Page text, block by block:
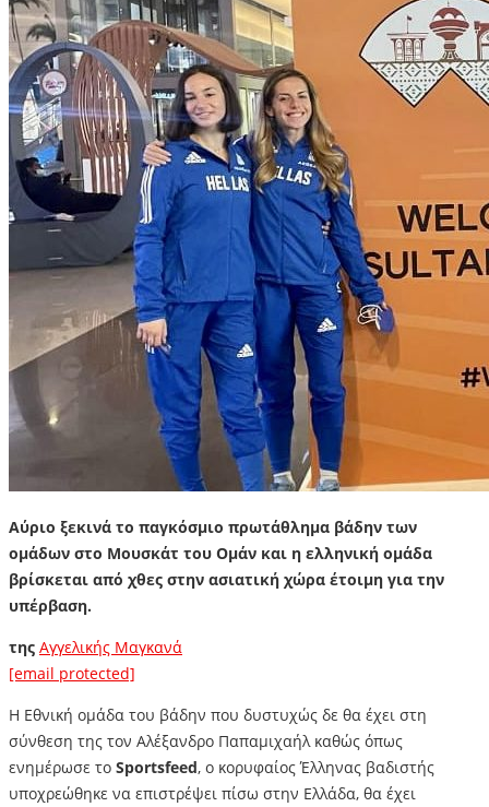
Αύριο ξεκινά το παγκόσμιο πρωτάθλημα βάδην των
ομάδων στο Μουσκάτ του Ομάν και η ελληνική ομάδα
βρίσκεται από χθες στην ασιατική χώρα έτοιμη για την
υπέρβαση.
της Αγγελικής Μαγκανά
[email protected]
Η Εθνική ομάδα του βάδην που δυστυχώς δε θα έχει στη
σύνθεση της τον Αλέξανδρο Παπαμιχαήλ καθώς όπως
ενημέρωσε το Sportsfeed, ο κορυφαίος Έλληνας βαδιστής
υποχρεώθηκε να επιστρέψει πίσω στην Ελλάδα, θα έχει